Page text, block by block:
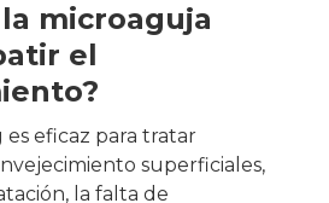
microaguja
el
eficaz para tratar
superficiales,
la falta de